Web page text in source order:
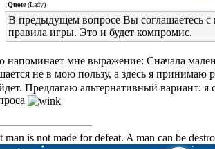
Quote(Lady)
В предыдущем вопросе Вы соглашаетесь с
правила игры. Это и будет компромис.
напоминает мне выражение: Сначала
не в мою пользу, а здесь я принимаю
Предлагаю альтернативный вариант:
man is not made for defeat. A man can be